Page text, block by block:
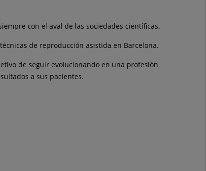
con el aval de las sociedades científicas.
de reproducción asistida en Barcelona.
de seguir evolucionando en una profesión
a sus pacientes.